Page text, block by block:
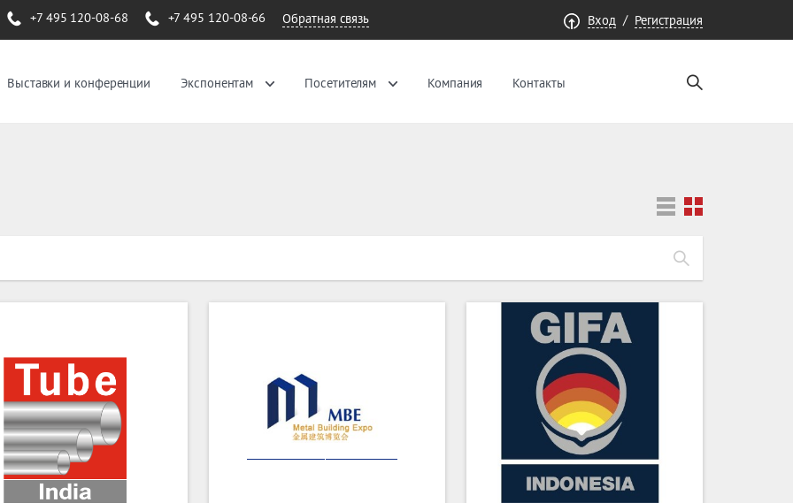
+7 495 120-08-68 +7 495 120-08-66 Обратная связь Вход / Регистрация
Выставки и конференции Экспонентам Посетителям Компания Контакты